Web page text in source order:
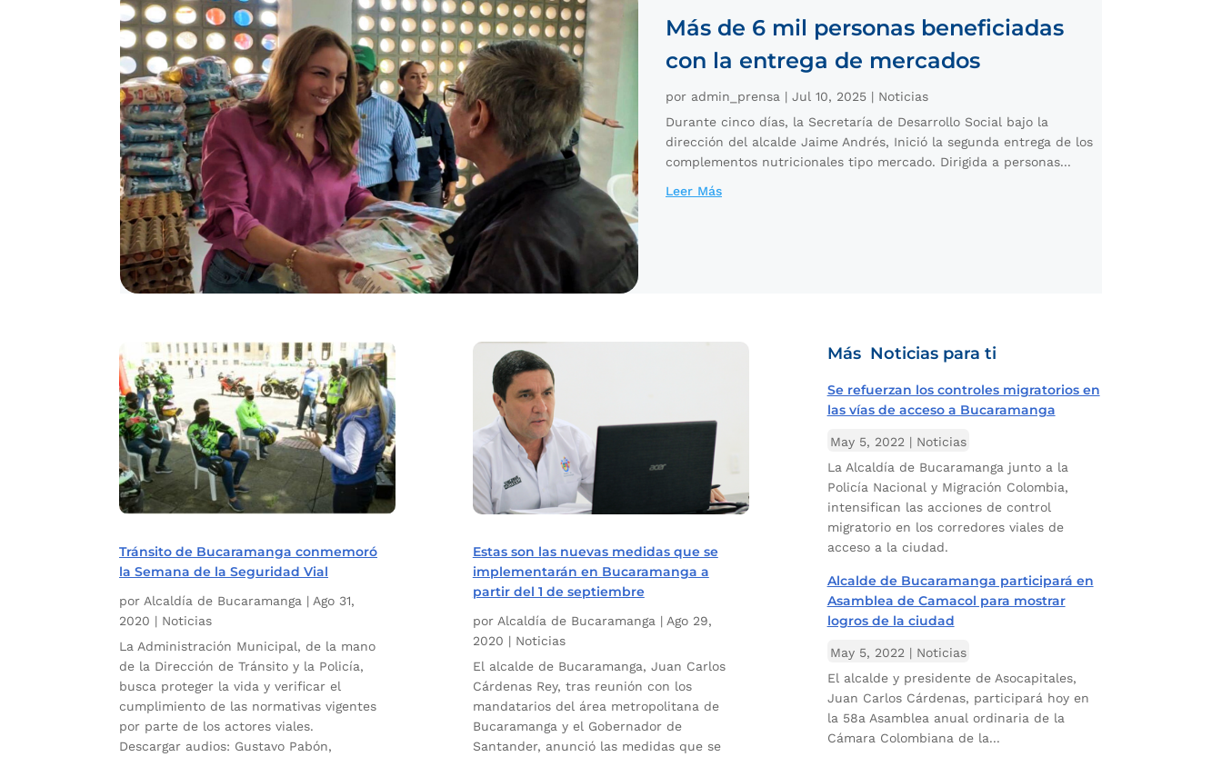
Más de 6 mil personas beneficiadas
con la entrega de mercados
por admin_prensa | Jul 10, 2025 | Noticias
Durante cinco días, la Secretaría de Desarrollo Social bajo la
dirección del alcalde Jaime Andrés, Inició la segunda entrega de los
complementos nutricionales tipo mercado. Dirigida a personas...
Leer Más
Tránsito de Bucaramanga conmemoró
la Semana de la Seguridad Vial
por Alcaldía de Bucaramanga | Ago 31,
2020 | Noticias
La Administración Municipal, de la mano
de la Dirección de Tránsito y la Policía,
busca proteger la vida y verificar el
cumplimiento de las normativas vigentes
por parte de los actores viales.
Descargar audios: Gustavo Pabón,
Estas son las nuevas medidas que se
implementarán en Bucaramanga a
partir del 1 de septiembre
por Alcaldía de Bucaramanga | Ago 29,
2020 | Noticias
El alcalde de Bucaramanga, Juan Carlos
Cárdenas Rey, tras reunión con los
mandatarios del área metropolitana de
Bucaramanga y el Gobernador de
Santander, anunció las medidas que se
Más Noticias para ti
Se refuerzan los controles migratorios en
las vías de acceso a Bucaramanga
May 5, 2022 | Noticias
La Alcaldía de Bucaramanga junto a la
Policía Nacional y Migración Colombia,
intensifican las acciones de control
migratorio en los corredores viales de
acceso a la ciudad.
Alcalde de Bucaramanga participará en
Asamblea de Camacol para mostrar
logros de la ciudad
May 5, 2022 | Noticias
El alcalde y presidente de Asocapitales,
Juan Carlos Cárdenas, participará hoy en
la 58a Asamblea anual ordinaria de la
Cámara Colombiana de la...